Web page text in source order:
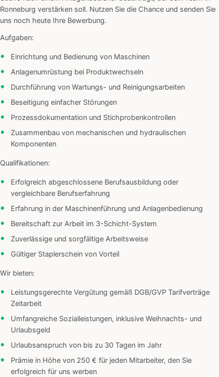
Ronneburg verstärken soll. Nutzen Sie die Chance und senden Sie
uns noch heute Ihre Bewerbung.
Aufgaben:
Einrichtung und Bedienung von Maschinen
Anlagenumrüstung bei Produktwechseln
Durchführung von Wartungs- und Reinigungsarbeiten
Beseitigung einfacher Störungen
Prozessdokumentation und Stichprobenkontrollen
Zusammenbau von mechanischen und hydraulischen
Komponenten
Qualifikationen:
Erfolgreich abgeschlossene Berufsausbildung oder
vergleichbare Berufserfahrung
Erfahrung in der Maschinenführung und Anlagenbedienung
Bereitschaft zur Arbeit im 3-Schicht-System
Zuverlässige und sorgfältige Arbeitsweise
Gültiger Staplerschein von Vorteil
Wir bieten:
Leistungsgerechte Vergütung gemäß DGB/GVP Tarifverträge
Zeitarbeit
Umfangreiche Sozialleistungen, inklusive Weihnachts- und
Urlaubsgeld
Urlaubsanspruch von bis zu 30 Tagen im Jahr
Prämie in Höhe von 250 € für jeden Mitarbeiter, den Sie
erfolgreich für uns werben